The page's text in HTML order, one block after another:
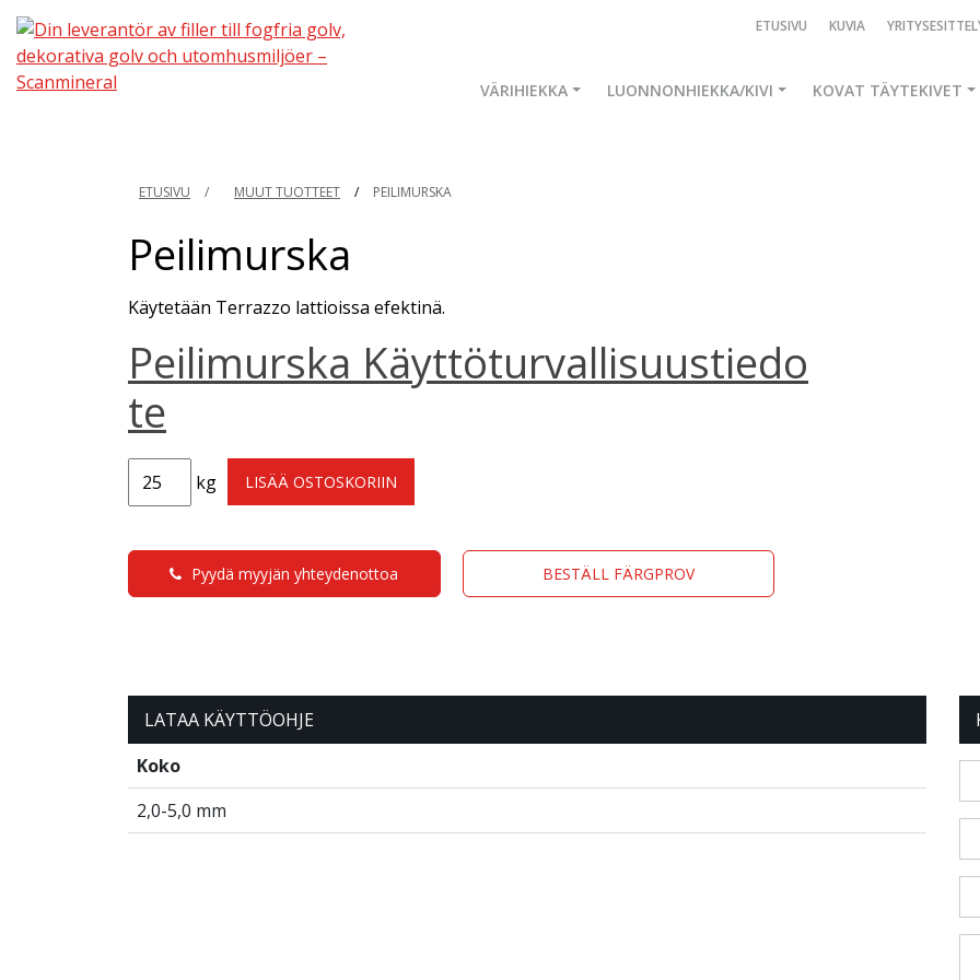
ETUSIVU KUVIA
VÄRIHIEKKA LUONNONHIEKKA/KIVI KOVAT TÄYTEKIVET
ETUSIVU / MUUT TUOTTEET / PEILIMURSKA
Peilimurska
Käytetään Terrazzo lattioissa efektinä.
Peilimurska Käyttöturvallisuustiedo
te
kg LISÄÄ OSTOSKORIIN
Pyydä myyjän yhteydenottoa BESTÄLL FÄRGPROV
LATAA KÄYTTÖOHJE
Koko
2,0-5,0 mm